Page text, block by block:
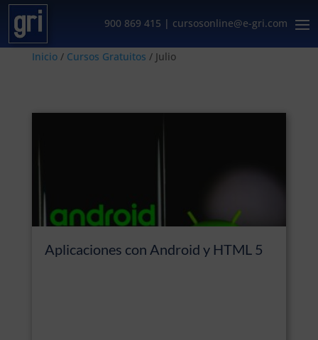
900 869 415 | cursosonline@e-gri.com
Inicio/ Cursos Gratuitos / Julio
Aplicaciones con Android y HTML 5